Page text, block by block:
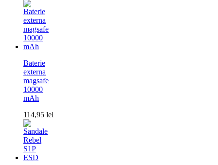
Baterie
externa
magsafe
10000
mAh
114,95 lei